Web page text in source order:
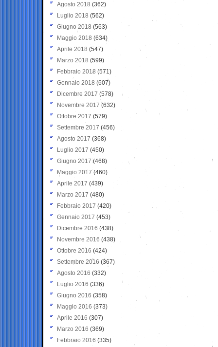
Agosto 2018 (362)
Luglio 2018 (562)
Giugno 2018 (563)
Maggio 2018 (634)
Aprile 2018 (547)
Marzo 2018 (599)
Febbraio 2018 (571)
Gennaio 2018 (607)
Dicembre 2017 (578)
Novembre 2017 (632)
Ottobre 2017 (579)
Settembre 2017 (456)
Agosto 2017 (368)
Luglio 2017 (450)
Giugno 2017 (468)
Maggio 2017 (460)
Aprile 2017 (439)
Marzo 2017 (480)
Febbraio 2017 (420)
Gennaio 2017 (453)
Dicembre 2016 (438)
Novembre 2016 (438)
Ottobre 2016 (424)
Settembre 2016 (367)
Agosto 2016 (332)
Luglio 2016 (336)
Giugno 2016 (358)
Maggio 2016 (373)
Aprile 2016 (307)
Marzo 2016 (369)
Febbraio 2016 (335)